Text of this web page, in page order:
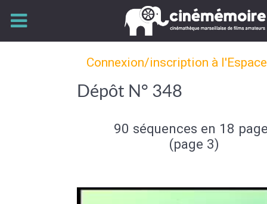
Connexion/inscription à
Dépôt N° 348
90 séquences en 18
(page 3)